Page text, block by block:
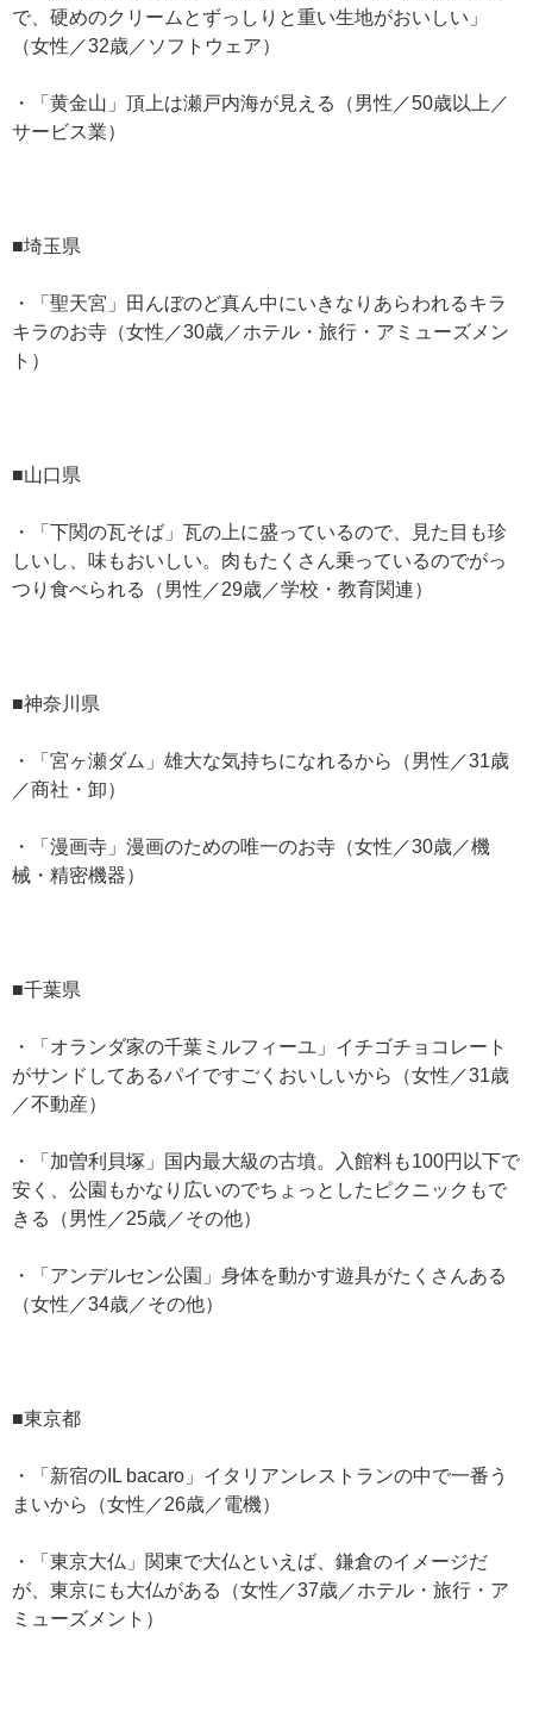
で、硬めのクリームとずっしりと重い生地がおいしい」
（女性／32歳／ソフトウェア）
・「黄金山」頂上は瀬戸内海が見える（男性／50歳以上／
サービス業）
■埼玉県
・「聖天宮」田んぼのど真ん中にいきなりあらわれるキラ
キラのお寺（女性／30歳／ホテル・旅行・アミューズメン
ト）
■山口県
・「下関の瓦そば」瓦の上に盛っているので、見た目も珍
しいし、味もおいしい。肉もたくさん乗っているのでがっ
つり食べられる（男性／29歳／学校・教育関連）
■神奈川県
・「宮ヶ瀬ダム」雄大な気持ちになれるから（男性／31歳
／商社・卸）
・「漫画寺」漫画のための唯一のお寺（女性／30歳／機
械・精密機器）
■千葉県
・「オランダ家の千葉ミルフィーユ」イチゴチョコレート
がサンドしてあるパイですごくおいしいから（女性／31歳
／不動産）
・「加曽利貝塚」国内最大級の古墳。入館料も100円以下で
安く、公園もかなり広いのでちょっとしたピクニックもで
きる（男性／25歳／その他）
・「アンデルセン公園」身体を動かす遊具がたくさんある
（女性／34歳／その他）
■東京都
・「新宿のIL bacaro」イタリアンレストランの中で一番う
まいから（女性／26歳／電機）
・「東京大仏」関東で大仏といえば、鎌倉のイメージだ
が、東京にも大仏がある（女性／37歳／ホテル・旅行・ア
ミューズメント）